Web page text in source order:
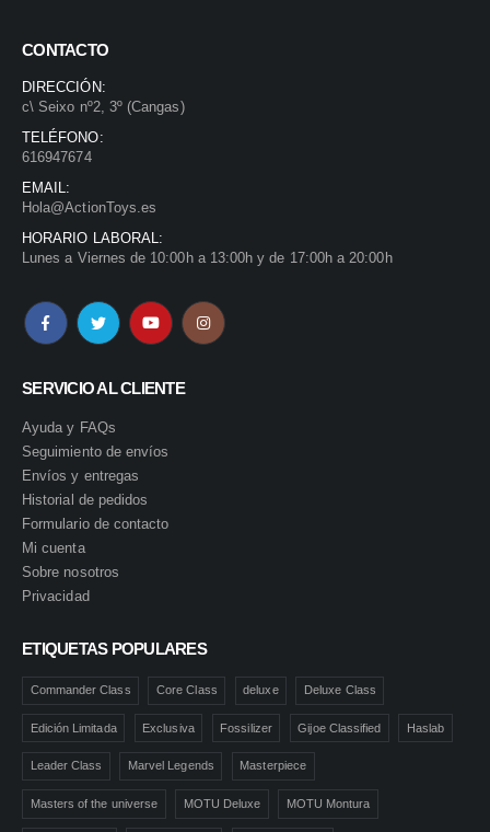
CONTACTO
DIRECCIÓN:
c\ Seixo nº2, 3º (Cangas)
TELÉFONO:
616947674
EMAIL:
Hola@ActionToys.es
HORARIO LABORAL:
Lunes a Viernes de 10:00h a 13:00h y de 17:00h a 20:00h
SERVICIO AL CLIENTE
Ayuda y FAQs
Seguimiento de envíos
Envíos y entregas
Historial de pedidos
Formulario de contacto
Mi cuenta
Sobre nosotros
Privacidad
ETIQUETAS POPULARES
Commander Class Core Class deluxe Deluxe Class
Edición Limitada Exclusiva Fossilizer Gijoe Classified Haslab
Leader Class Marvel Legends Masterpiece
Masters of the universe MOTU Deluxe MOTU Montura